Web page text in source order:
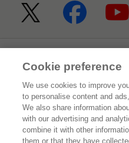
Home
ブランド
ニュースルーム
Cookie preference
We use cookies to improve
to personalise content and
We also share information
with our advertising and
combine it with other
them or that they have